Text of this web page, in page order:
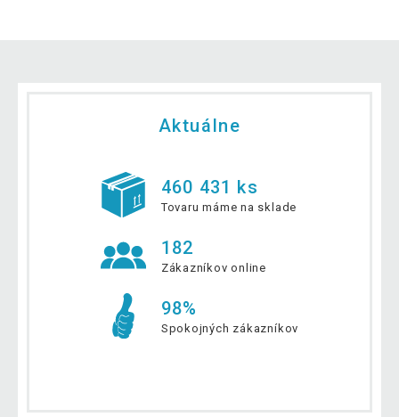
Aktuálne
460 431 ks
Tovaru máme na sklade
182
Zákazníkov online
98%
Spokojných zákazníkov